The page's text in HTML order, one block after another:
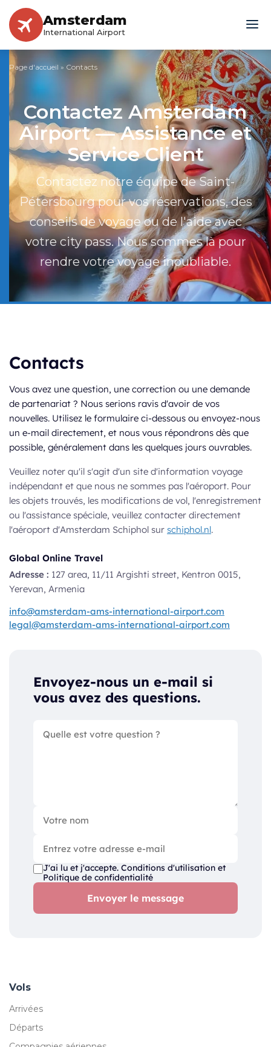
Amsterdam
International Airport
Page d'accueil » Contacts
Contactez Amsterdam
Airport — Assistance et
Service Client
Contactez notre équipe de Saint-
Pétersbourg pour vos réservations, des
conseils de voyage ou de l'aide avec
votre city pass. Nous sommes là pour
rendre votre voyage inoubliable.
Contacts
Vous avez une question, une correction ou une demande
de partenariat ? Nous serions ravis d'avoir de vos
nouvelles. Utilisez le formulaire ci-dessous ou envoyez-nous
un e-mail directement, et nous vous répondrons dès que
possible, généralement dans les quelques jours ouvrables.
Veuillez noter qu'il s'agit d'un site d'information voyage
indépendant et que nous ne sommes pas l'aéroport. Pour
les objets trouvés, les modifications de vol, l'enregistrement
ou l'assistance spéciale, veuillez contacter directement
l'aéroport d'Amsterdam Schiphol sur schiphol.nl.
Global Online Travel
Adresse : 127 area, 11/11 Argishti street, Kentron 0015,
Yerevan, Armenia
info@amsterdam-ams-international-airport.com
legal@amsterdam-ams-international-airport.com
Envoyez-nous un e-mail si
vous avez des questions.
J'ai lu et j'accepte. Conditions d'utilisation et
Politique de confidentialité
Envoyer le message
Vols
Arrivées
Départs